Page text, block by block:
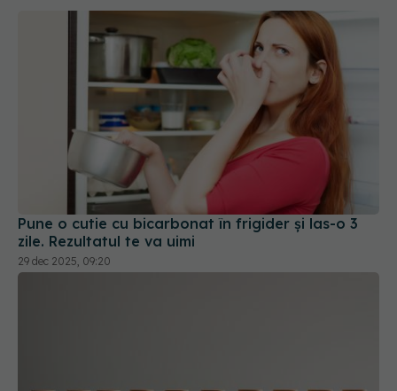
Pune o cutie cu bicarbonat în frigider și las-o 3
zile. Rezultatul te va uimi
29 dec 2025, 09:20